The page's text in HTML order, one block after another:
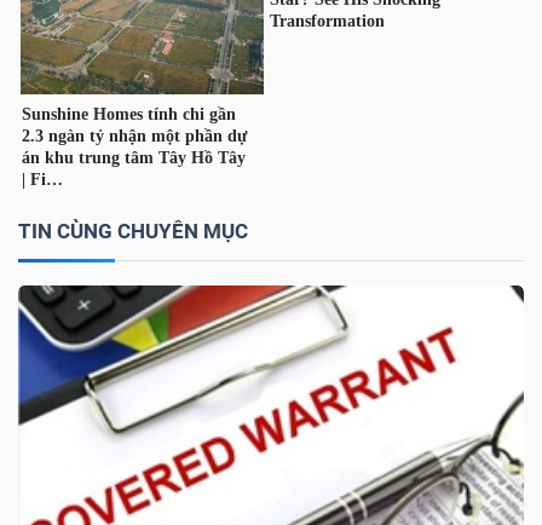
TIN CÙNG CHUYÊN MỤC
ĐÔNG
DƯƠNG
TÀI
CHÍNH
CÁ
NHÂN
PHÂN
TÍCH
VIETSTOCKFINANCE